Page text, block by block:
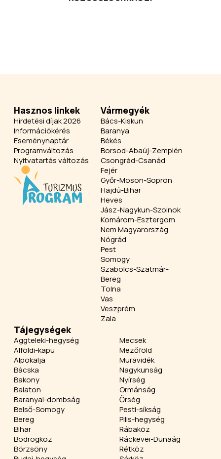
Hasznos linkek
Hirdetési díjak 2026
Információkérés
Eseménynaptár
Programváltozás
Nyitvatartás változás
Vármegyék
Bács-Kiskun
Baranya
Békés
Borsod-Abaúj-Zemplén
Csongrád-Csanád
Fejér
Győr-Moson-Sopron
Hajdú-Bihar
Heves
Jász-Nagykun-Szolnok
Komárom-Esztergom
Nem Magyarország
Nógrád
Pest
Somogy
Szabolcs-Szatmár-
Bereg
Tolna
Vas
Veszprém
Zala
Tájegységek
Aggteleki-hegység
Alföldi-kapu
Alpokalja
Bácska
Bakony
Balaton
Baranyai-dombság
Belső-Somogy
Bereg
Bihar
Bodrogköz
Börzsöny
Mecsek
Mezőföld
Muravidék
Nagykunság
Nyírség
Ormánság
Őrség
Pesti-síkság
Pilis-hegység
Rábaköz
Ráckevei-Dunaág
Rétköz